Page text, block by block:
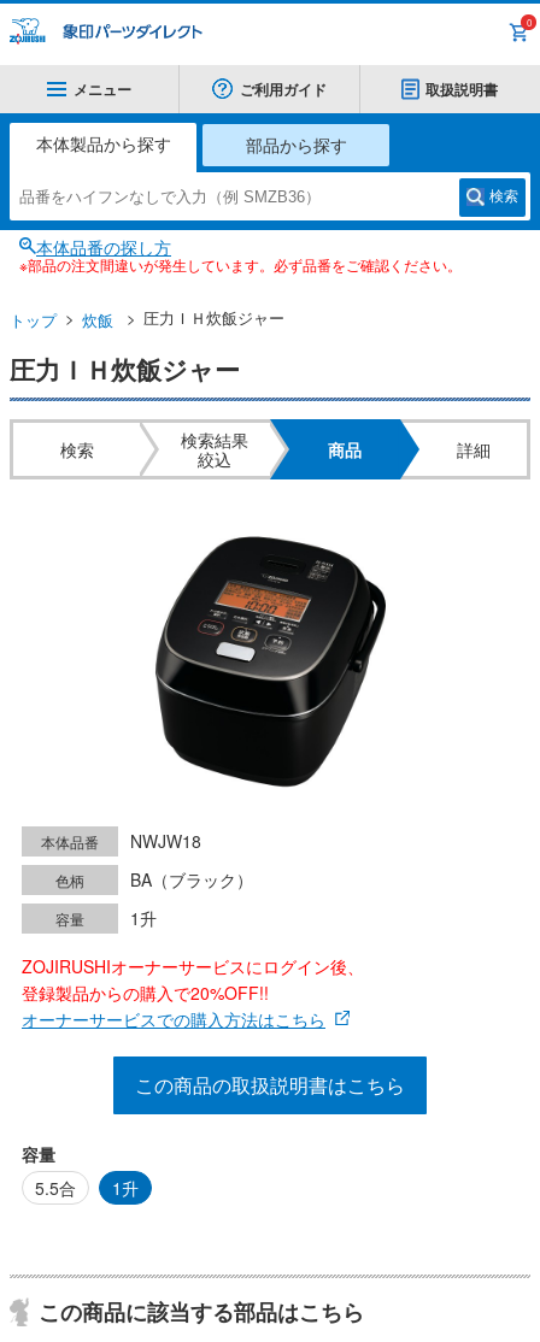
0
メニュー ご利用ガイド 取扱説明書
本体製品から探す 部品から探す
検索
本体品番の探し方
※部品の注文間違いが発生しています。必ず品番をご確認ください。
トップ 炊飯 圧力ＩＨ炊飯ジャー
圧力ＩＨ炊飯ジャー
検索
検索結果
絞込
商品 詳細
本体品番 NWJW18
色柄 BA（ブラック）
容量
1升
ZOJIRUSHIオーナーサービスにログイン後、
登録製品からの購入で20%OFF!!
オーナーサービスでの購入方法はこちら
この商品の取扱説明書はこちら
容量
5.5合
1升
この商品に該当する部品はこちら